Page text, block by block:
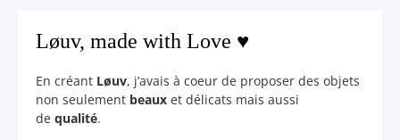
Løuv, made with Love ♥
En créant Løuv, j’avais à coeur de proposer des objets
non seulement beaux et délicats mais aussi
de qualité.